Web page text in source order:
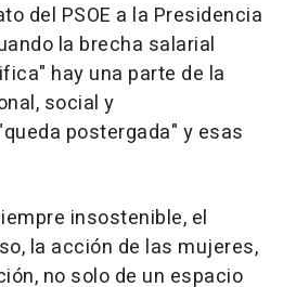
del PSOE a la Presidencia
la brecha salarial
hay una parte de la
social y
postergada" y esas
insostenible, el
la acción de las mujeres,
no solo de un espacio